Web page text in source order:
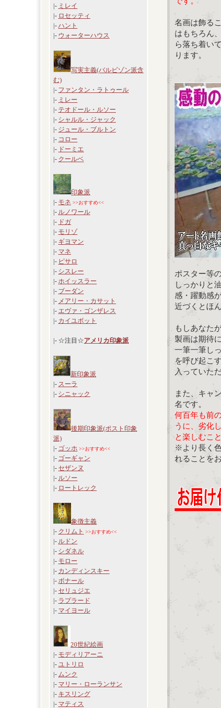
|- ミレイ
|- ロセッティ
|- ハント
|- ウォーターハウス
写実主義(バルビゾン派含
む)
|- ファンタン・ラトゥール
|- ミレー
|- テオドール・ルソー
|- シャルル・ジャック
|- ジュール・ブルトン
|- コロー
|- ドーミエ
|- クールベ
印象派
|- モネ >>おすすめ<<
|- ルノワール
|- ドガ
|- モリゾ
|- ギヨマン
|- マネ
|- ピサロ
|- シスレー
|- ホイッスラー
|- ブーダン
|- メアリー・カサット
|- エヴァ・ゴンザレス
|- カイユボット
|- ☆注目☆アメリカ印象派
新印象派
|- スーラ
|- シニャック
後期印象派(ポスト印象
派)
|- ゴッホ >>おすすめ<<
|- ゴーギャン
|- セザンヌ
|- ルソー
|- ロートレック
象徴主義
|- クリムト >>おすすめ<<
|- ルドン
|- シダネル
|- モロー
|- カンディンスキー
|- ボナール
|- セリュジエ
|- ラプラード
|- マイヨール
20世紀絵画
|- モディリアーニ
|- ユトリロ
|- ムンク
|- マリー・ローランサン
|- キスリング
|- マティス
名画は飾る
はもちろん
ら落ち着い
ります。
ポスター等
しっかりと
感・躍動感
近づくとほ
もしあなた
製画は期待
一筆一筆し
を呼び起こ
入っていた
また、キャ
名です。
何百年も前
うに、劣化
と楽しむこ
※より長く
れることを